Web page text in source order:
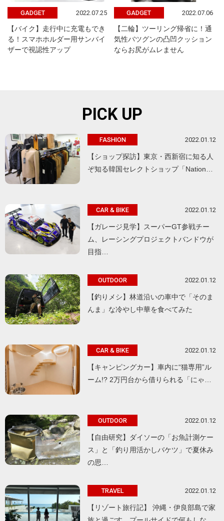
GADGET 2022.07.25
【バイク】走行中に充電もでき
る！スマホホルダー用サンバイ
ザーで視認性アップ
GADGET 2022.07.06
【二輪】ツーリング帰省に！通
気性バツグンの凸凹クッション
ならお尻がムレません
PICK UP
FASHION 2022.01.12
【ショップ探訪】東京・西新宿に知る人
ぞ知る韓国セレクトショップ「Nation…
CAR & BIKE 2022.01.12
【ガレージ見学】スーパーGT参戦チー
ム、レーシングプロジェクトバンドウが
目指…
OUTDOOR 2022.01.12
【釣りメシ】林道沿いの車中で「そのま
んま」な冷やし中華を食べてみた
CAR & BIKE 2022.01.12
【キャンピングカー】車内に“猫専用”ル
ーム!? 2万円台から借りられる「にゃ…
OUTDOOR 2022.01.12
【自由研究】ダイソーの「お魚計測ケー
ス」と「釣り用活かしバケツ」で夏休み
の思…
TRAVEL 2022.01.12
【リゾート旅行記】 沖縄・伊良部島で家